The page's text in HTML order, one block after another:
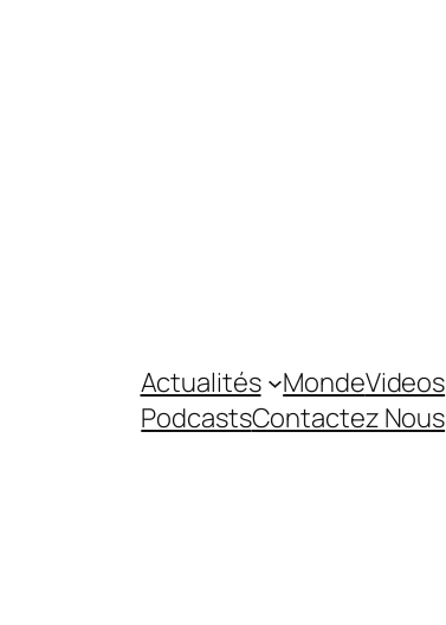
Actualités MondeVideos
PodcastsContactez Nous